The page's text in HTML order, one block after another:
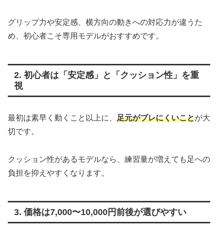
グリップ力や安定感、横方向の動きへの対応力が違うた
め、初心者こそ専用モデルがおすすめです。
2. 初心者は「安定感」と「クッション性」を重
視
最初は素早く動くこと以上に、 足元がブレにくいことが大
切です。
クッション性があるモデルなら、練習量が増えても足への
負担を抑えやすくなります。
3. 価格は7,000〜10,000円前後が選びやすい